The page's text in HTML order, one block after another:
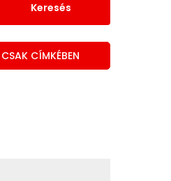
Keresés
CSAK CÍMKÉBEN